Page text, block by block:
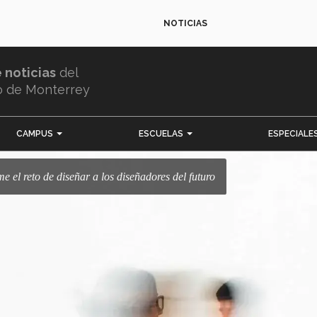
NOTICIAS
noticias del
de Monterrey
CAMPUS ESCUELAS
el reto de diseñar a los diseñadores del futuro